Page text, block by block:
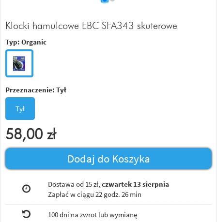
Klocki hamulcowe EBC SFA343 skuterowe
Typ: Organic
Przeznaczenie: Tył
Tył
58,00 zł
Dodaj do Koszyka
Dostawa od 15 zł, czwartek 13 sierpnia
Zapłać w ciągu 22 godz. 26 min
100 dni na zwrot lub wymianę